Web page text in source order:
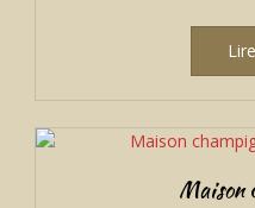
Maison